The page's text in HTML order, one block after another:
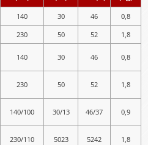
140 30 46
0,8
230 50 52 1,8
140 30 46 0,8
230 50 52 1,8
140/100 30/13 46/37 0,9
230/110 5023 5242 1,8